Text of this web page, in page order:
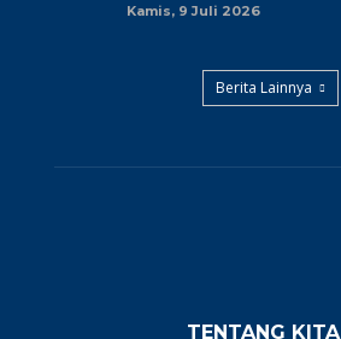
Kamis, 9 Juli 2026
Berita Lainnya
TENTANG KITA